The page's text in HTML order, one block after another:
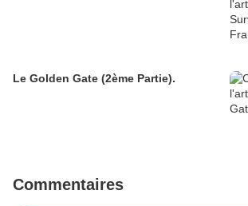
Le Golden Gate (2ème Partie).
Commentaires